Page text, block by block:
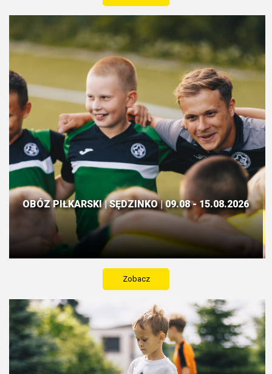
OBÓZ PIŁKARSKI | SĘDZINKO | 09.08 - 15.08.2026
Zobacz